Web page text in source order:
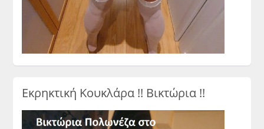
Εκρηκτική Κουκλάρα !! Βικτώρια !!